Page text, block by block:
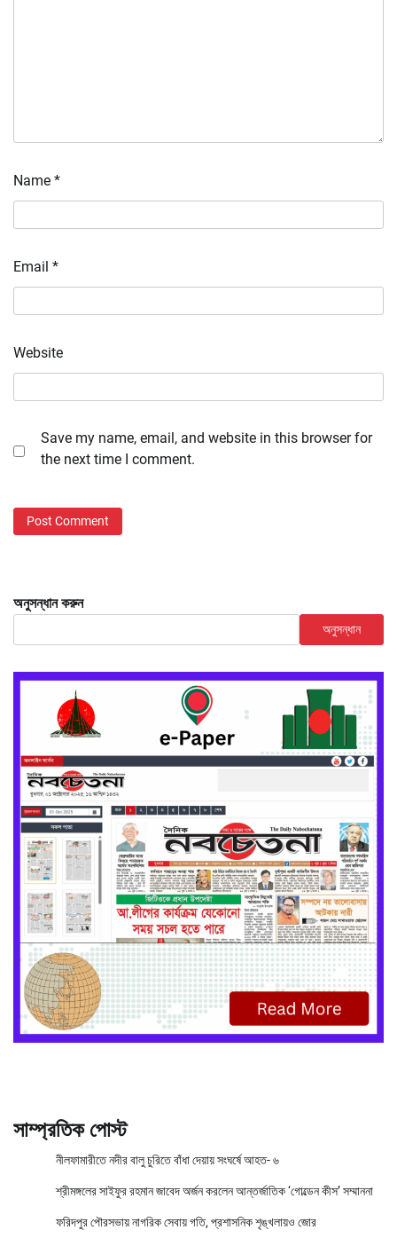
Name *
Email *
Website
Save my name, email, and website in this browser for
the next time I comment.
অনুসন্ধান করুন
অনুসন্ধান
সাম্প্রতিক পোস্ট
নীলফামারীতে নদীর বালু চুরিতে বাঁধা দেয়ায় সংঘর্ষে আহত- ৬
শ্রীমঙ্গলের সাইফুর রহমান জাবেদ অর্জন করলেন আন্তর্জাতিক ‘গোল্ডেন কীস’ সম্মাননা
ফরিদপুর পৌরসভায় নাগরিক সেবায় গতি, প্রশাসনিক শৃঙ্খলায়ও জোর